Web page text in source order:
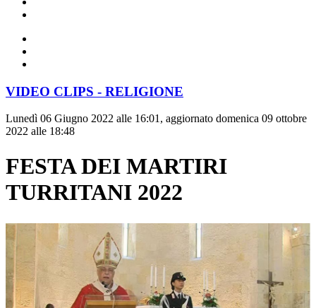
VIDEO CLIPS - RELIGIONE
Lunedì 06 Giugno 2022 alle 16:01, aggiornato domenica 09 ottobre
2022 alle 18:48
FESTA DEI MARTIRI
TURRITANI 2022